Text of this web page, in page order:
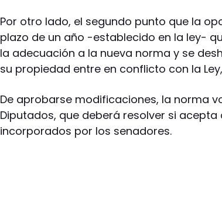
Por otro lado, el segundo punto que la
plazo de un año -establecido en la ley-
la adecuación a la nueva norma y se
su propiedad entre en conflicto con la
De aprobarse modificaciones, la norma
Diputados, que deberá resolver si
incorporados por los senadores.